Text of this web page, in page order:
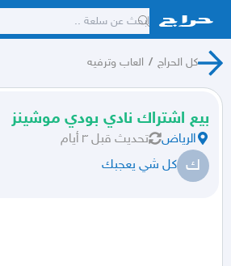
كل الحراج / العاب وترفيه
بيع اشتراك نادي بودي موشينز
الرياض تحديث قبل ٣ أيام
ك كل شي يعجبك